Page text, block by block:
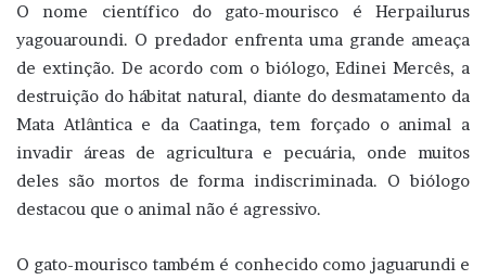
O nome científico do gato-mourisco é Herpailurus
yagouaroundi. O predador enfrenta uma grande ameaça
de extinção. De acordo com o biólogo, Edinei Mercês, a
destruição do hábitat natural, diante do desmatamento da
Mata Atlântica e da Caatinga, tem forçado o animal a
invadir áreas de agricultura e pecuária, onde muitos
deles são mortos de forma indiscriminada. O biólogo
destacou que o animal não é agressivo.
O gato-mourisco também é conhecido como jaguarundi e